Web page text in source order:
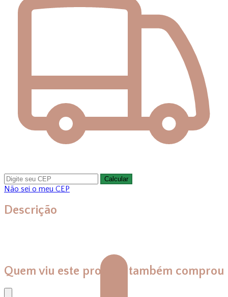
Calcular
Não sei o meu CEP
Descrição
Quem viu este produto também comprou